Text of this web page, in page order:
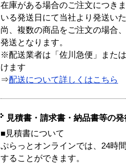
在庫がある場合のご注文につき
いる発送日にて当社より発送い
尚、複数の商品をご注文の場合
発送となります。
※配送業者は「佐川急便」また
けます
⇒配送について詳しくはこちら
見積書・請求書・納品書等の
■見積書について
ぷらっとオンラインでは、24時
することができます。